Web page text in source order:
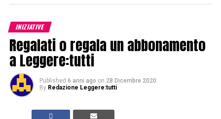
INIZIATIVE
Regalati o regala un abbonamento
a Leggere:tutti
Published 6 anni ago on 28 Dicembre 2020
By Redazione Leggere:tutti